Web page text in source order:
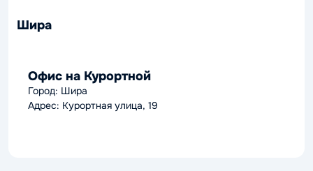
Шира
Офис на Курортной
Город: Шира
Адрес: Курортная улица, 19